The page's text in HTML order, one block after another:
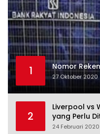
1 Nomor
27 Oktober 2020
2
Liverpool vs
yang Perlu
24 Februari 2020